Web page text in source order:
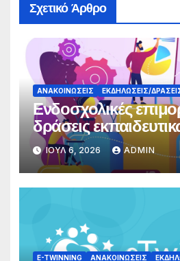
Σχετικό Άρθρο
ΑΝΑΚΟΙΝΏΣΕΙΣ ΕΚΔΗΛΏΣΕΙΣ/
Ενδοσχολικές
δράσεις
γονέων
ΙΟΎΛ 6, 2026 ADMIN
E-TWINNING ΑΝΑΚΟΙΝΏΣΕΙΣ